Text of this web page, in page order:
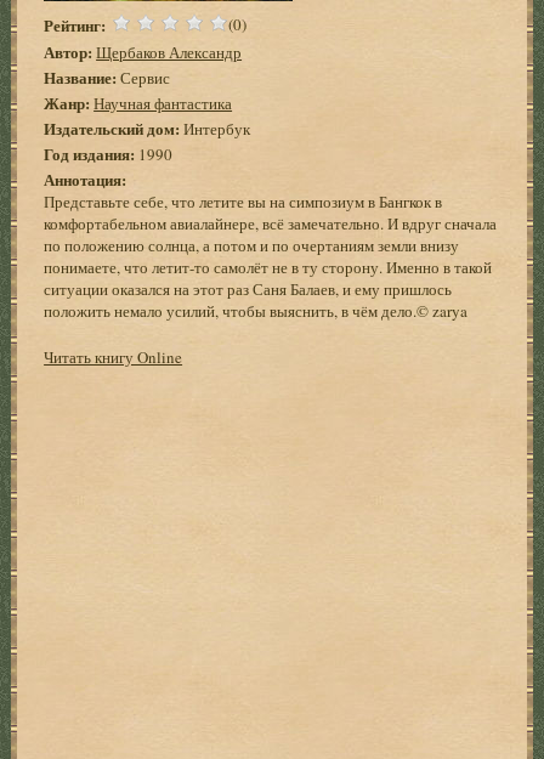
Рейтинг: (0)
Автор: Щербаков Александр
Название: Сервис
Жанр: Научная фантастика
Издательский дом: Интербук
Год издания: 1990
Аннотация:
Представьте себе, что летите вы на симпозиум в Бангкок в
комфортабельном авиалайнере, всё замечательно. И вдруг сначала
по положению солнца, а потом и по очертаниям земли внизу
понимаете, что летит-то самолёт не в ту сторону. Именно в такой
ситуации оказался на этот раз Саня Балаев, и ему пришлось
положить немало усилий, чтобы выяснить, в чём дело.© zarya
Читать книгу Online